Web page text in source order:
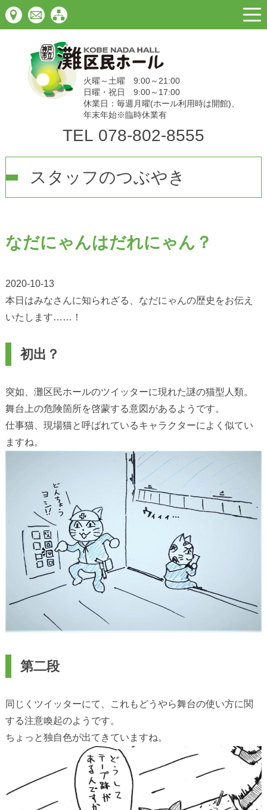
火曜～土曜 9:00～21:00
日曜・祝日 9:00～17:00
休業日：毎週月曜(ホール利用時は開館)、
年末年始※臨時休業有
TEL 078-802-8555
スタッフのつぶやき
なだにゃんはだれにゃん？
2020-10-13
本日はみなさんに知られざる、なだにゃんの歴史をお伝え
いたします……！
初出？
突如、灘区民ホールのツイッターに現れた謎の猫型人類。
舞台上の危険箇所を啓蒙する意図があるようです。
仕事猫、現場猫と呼ばれているキャラクターによく似てい
ますね。
第二段
同じくツイッターにて、これもどうやら舞台の使い方に関
する注意喚起のようです。
ちょっと独自色が出てきていますね。